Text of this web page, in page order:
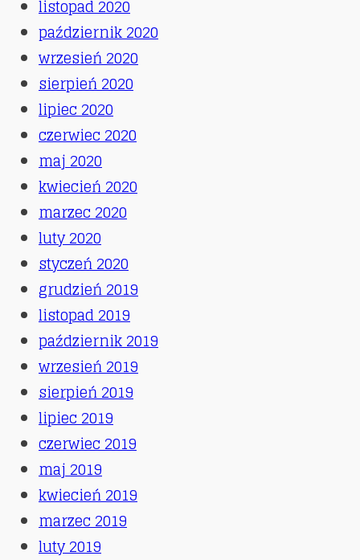
listopad 2020
październik 2020
wrzesień 2020
sierpień 2020
lipiec 2020
czerwiec 2020
maj 2020
kwiecień 2020
marzec 2020
luty 2020
styczeń 2020
grudzień 2019
listopad 2019
październik 2019
wrzesień 2019
sierpień 2019
lipiec 2019
czerwiec 2019
maj 2019
kwiecień 2019
marzec 2019
luty 2019